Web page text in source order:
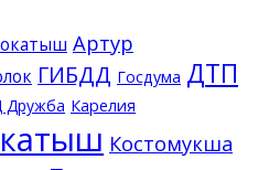
Артур
ГИБДД Госдума ДТП
Дружба Карелия
Костомукша